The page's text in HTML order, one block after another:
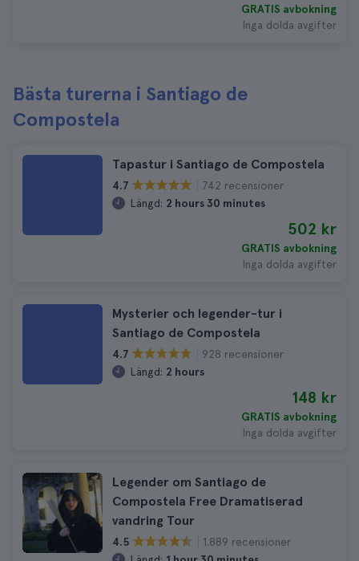
GRATIS avbokning
Inga dolda avgifter
Bästa turerna i Santiago de
Compostela
Tapastur i Santiago de Compostela
4.7
742 recensioner
Längd: 2 hours 30 minutes
502 kr
GRATIS avbokning
Inga dolda avgifter
Mysterier och legender-tur i
Santiago de Compostela
4.7
928 recensioner
Längd: 2 hours
148 kr
GRATIS avbokning
Inga dolda avgifter
Legender om Santiago de
Compostela Free Dramatiserad
vandring Tour
4.5
1.889 recensioner